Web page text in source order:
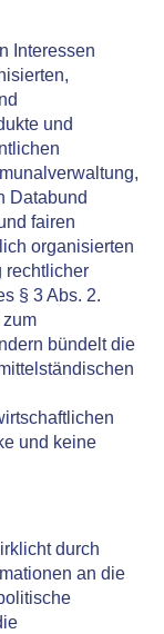
Interessen
und
Databund
fairen
organisierten
rechtlicher
§ 3 Abs. 2.
zum
bündelt die
und keine
durch
an die